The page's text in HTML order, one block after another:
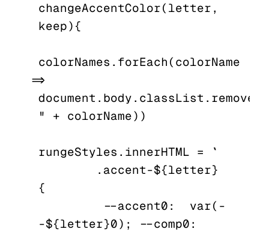
changeAccentColor(letter,
keep){
colorNames.forEach(colorName
=>
" + colorName))
rungeStyles.innerHTML = `
{
          --accent0:  var(-
-${letter}0);  --comp0: